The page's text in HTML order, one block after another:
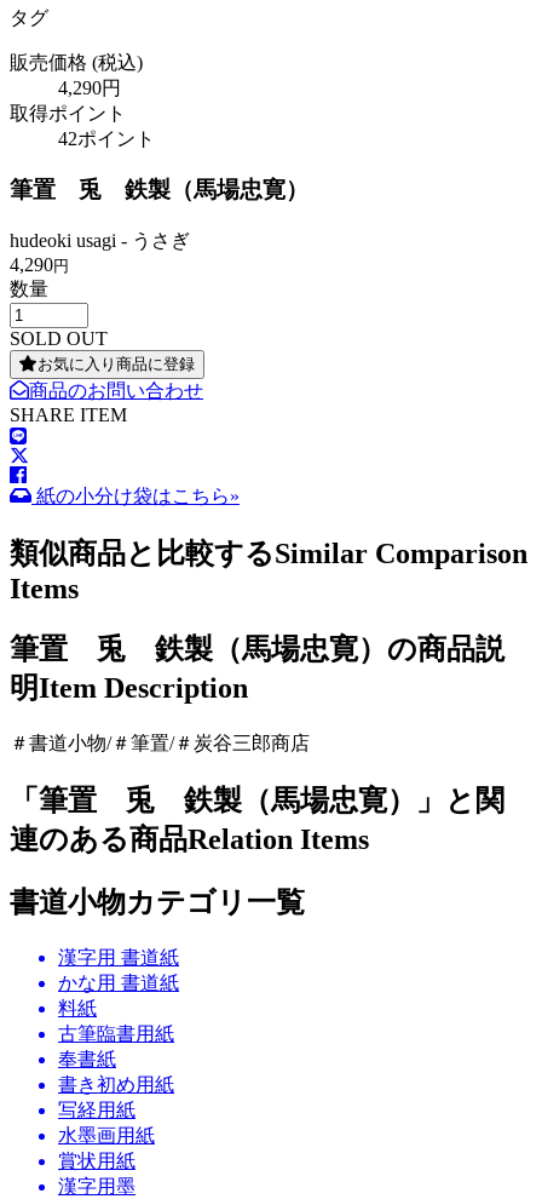
タグ
販売価格 (税込)
4,290円
取得ポイント
42ポイント
筆置 兎 鉄製（馬場忠寛）
hudeoki usagi - うさぎ
4,290円
数量
SOLD OUT
お気に入り商品に登録
商品のお問い合わせ
SHARE ITEM
紙の小分け袋はこちら»
類似商品と比較するSimilar Comparison
Items
筆置 兎 鉄製（馬場忠寛）の商品説
明Item Description
＃書道小物/＃筆置/＃炭谷三郎商店
「筆置 兎 鉄製（馬場忠寛）」と関
連のある商品Relation Items
書道小物カテゴリ一覧
漢字用 書道紙
かな用 書道紙
料紙
古筆臨書用紙
奉書紙
書き初め用紙
写経用紙
水墨画用紙
賞状用紙
漢字用墨